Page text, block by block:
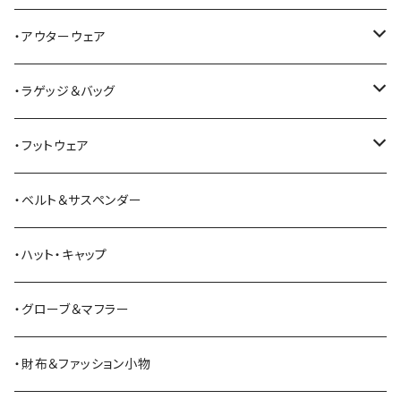
ALFONSO'S OF HOLLYWOOD LEATHER
All American Khakis
American Optical
ANDERSON BEAN BOOT CO.
Bass Pro Shops
BATTLE LAKE
Barbour
シャツ
ベスト
セーター
スウェットシャツ
カーディガン
パーカー
ジーンズ
ワークパンツ
オーバーオール
ミリタリーパンツ
ツナギ
ジャージ・スウェット
ハーフパンツ・ショートパンツ
・アウターウェア
コート
ジャケット
ベスト
・ラゲッジ＆バッグ
トートバッグ
ショルダーバッグ
リュック・バックパック
ボストンバッグ・ダッフルバッグ
ヒップバッグ・ファニーパック
・フットウェア
ブーツ
スニーカー
サンダル
その他シューズ
・ベルト＆サスペンダー
・ハット・キャップ
・グローブ＆マフラー
・財布＆ファッション小物